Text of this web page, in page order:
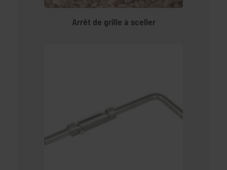
Arrêt de grille à sceller